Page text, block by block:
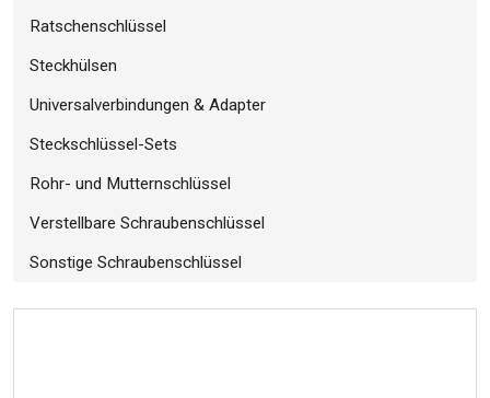
Ratschenschlüssel
Steckhülsen
Universalverbindungen & Adapter
Steckschlüssel-Sets
Rohr- und Mutternschlüssel
Verstellbare Schraubenschlüssel
Sonstige Schraubenschlüssel